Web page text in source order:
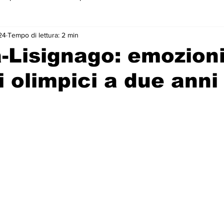
piano
Lisignago:
olimpici a due anni
Tempo di lettura: 2 min